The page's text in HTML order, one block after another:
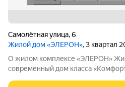
Самолётная улица,6
Жилой дом «ЭЛЕРОН», 3 квартал
О жилом комплексе «ЭЛЕРОН»
современный дом класса